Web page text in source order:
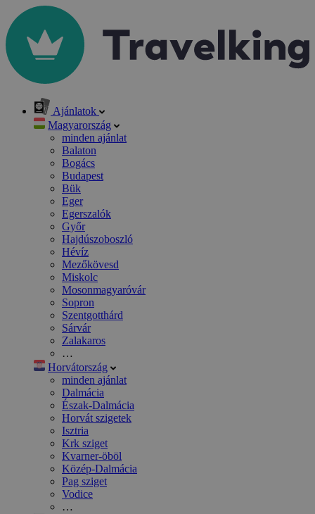
Ajánlatok
Magyarország
minden ajánlat
Balaton
Bogács
Budapest
Bük
Eger
Egerszalók
Győr
Hajdúszoboszló
Hévíz
Mezőkövesd
Miskolc
Mosonmagyaróvár
Sopron
Szentgotthárd
Sárvár
Zalakaros
…
Horvátország
minden ajánlat
Dalmácia
Észak-Dalmácia
Horvát szigetek
Isztria
Krk sziget
Kvarner-öböl
Közép-Dalmácia
Pag sziget
Vodice
…